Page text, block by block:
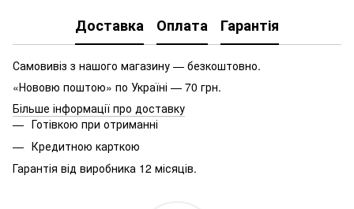
Доставка Оплата Гарантія
Самовивіз з нашого магазину — безкоштовно.
«Нововю поштою» по Україні — 70 грн.
Більше інформації про доставку
Готівкою при отриманні
Кредитною карткою
Гарантія від виробника 12 місяців.